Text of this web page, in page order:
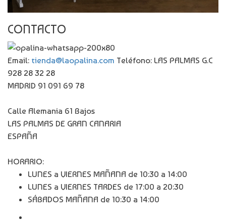
CONTACTO
Email: tienda@laopalina.com Teléfono: LAS PALMAS G.C
928 28 32 28
MADRID 91 091 69 78
Calle Alemania 61 Bajos
LAS PALMAS DE GRAN CANARIA
ESPAÑA
HORARIO:
LUNES a VIERNES MAÑANA de 10:30 a 14:00
LUNES a VIERNES TARDES de 17:00 a 20:30
SÁBADOS MAÑANA de 10:30 a 14:00